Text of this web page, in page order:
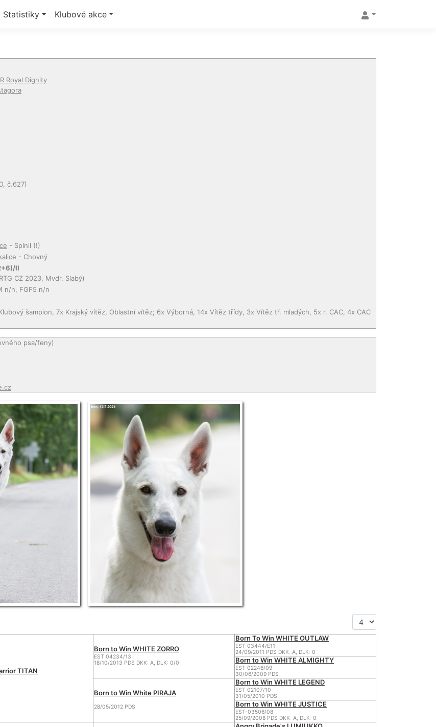
Statistiky Klubové akce
Royal Dignity
č.627)
- Splnil (!)
- Chovný
II
CZ 2023, Mvdr. Slabý)
n/n, FGF5 n/n
šampion, 7x Krajský vítěz, Oblastní vítěz; 6x Výborná, 14x Vítěz třídy, 3x Vítěz tř. mladých, 5x r. CAC, 4x CAC
psa/feny)
TITAN
Born to Win WHITE ZORRO
EST 04234/13
18/10/2013 PDS DKK: A, DLK: 0/0
Born To Win WHITE OUTLAW
EST 03444/E11
24/09/2011 PDS DKK: A, DLK: 0
Born to Win WHITE ALMIGHTY
EST 02246/09
30/06/2009 PDS
Born to Win White PIRAJA
28/05/2012 PDS
Born to Win WHITE LEGEND
EST 02107/10
31/05/2010 PDS
Born to Win WHITE JUSTICE
EST-03506/08
25/09/2008 PDS DKK: A, DLK: 0